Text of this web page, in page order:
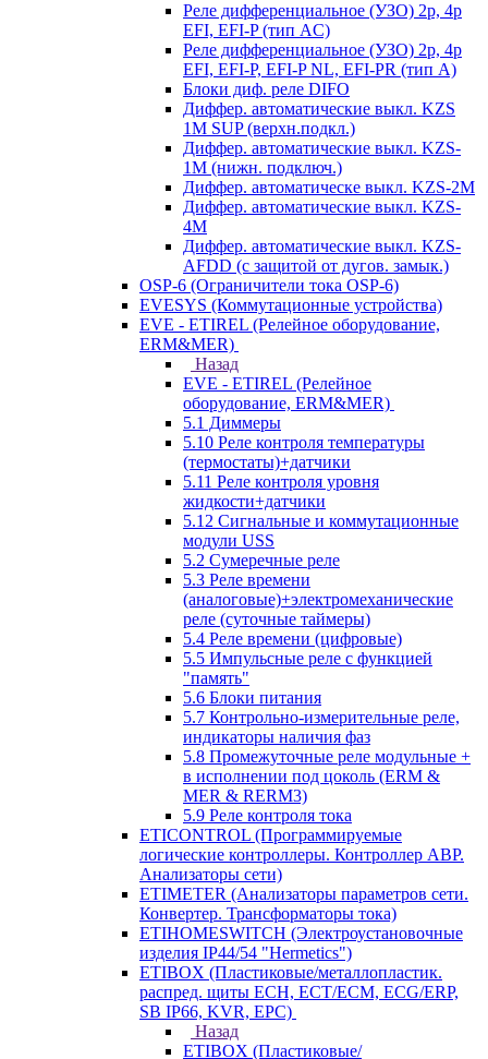
Реле дифференциальное (УЗО) 2р, 4р
EFI, EFI-P (тип AС)
Реле дифференциальное (УЗО) 2р, 4р
EFI, EFI-P, EFI-P NL, EFI-PR (тип A)
Блоки диф. реле DIFO
Диффер. автоматические выкл. KZS
1M SUP (верхн.подкл.)
Диффер. автоматические выкл. KZS-
1M (нижн. подключ.)
Диффер. автоматическе выкл. KZS-2M
Диффер. автоматические выкл. KZS-
4M
Диффер. автоматические выкл. KZS-
AFDD (с защитой от дугов. замык.)
OSP-6 (Ограничители тока OSP-6)
EVESYS (Коммутационные устройства)
EVE - ETIREL (Релейное оборудование,
ERM&MER)
Назад
EVE - ETIREL (Релейное
оборудование, ERM&MER)
5.1 Диммеры
5.10 Реле контроля температуры
(термостаты)+датчики
5.11 Реле контроля уровня
жидкости+датчики
5.12 Сигнальные и коммутационные
модули USS
5.2 Сумеречные реле
5.3 Реле времени
(аналоговые)+электромеханические
реле (суточные таймеры)
5.4 Реле времени (цифровые)
5.5 Импульсные реле с функцией
"память"
5.6 Блоки питания
5.7 Контрольно-измерительные реле,
индикаторы наличия фаз
5.8 Промежуточные реле модульные +
в исполнении под цоколь (ERM &
MER & RERM3)
5.9 Реле контроля тока
ETICONTROL (Программируемые
логические контроллеры. Контроллер АВР.
Анализаторы сети)
ETIMETER (Анализаторы параметров сети.
Конвертер. Трансформаторы тока)
ETIHOMESWITCH (Электроустановочные
изделия IP44/54 "Hermetics")
ETIBOX (Пластиковые/металлопластик.
распред. щиты ECH, ECT/ECM, ECG/ERP,
SB IP66, KVR, EPC)
Назад
ETIBOX (Пластиковые/